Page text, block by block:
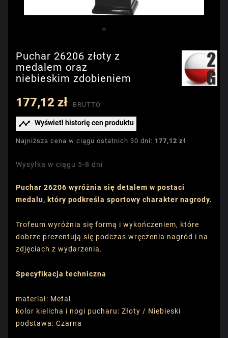
Puchar 26206 złoty z
medalem oraz
niebieskim zdobieniem
177,12 zł BRUTTO
 Wyświetl historię cen produktu
Najniższa cena w ciągu ostatnich 30 dni: 177,12 zł
Wysyłka w ciągu 5-8 dni
Puchar 26206 wyróżnia się detalem w postaci
medalu, który podkreśla sportowy charakter nagrody.
Trofeum wyróżnia się formą i wykończeniem, które
dobrze prezentują się podczas wręczenia nagród i na
zdjęciach z wydarzenia.
Specyfikacja techniczna
materiał: Metal
kolor kielicha i nogi pucharu: Złoty / Niebieski
podstawa: Czarna